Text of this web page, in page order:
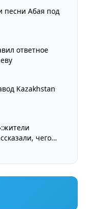
песни Абая под
ответное
Kazakhstan
чего